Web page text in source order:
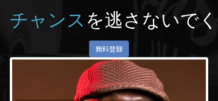
チャンス を逃さないで
無料登録